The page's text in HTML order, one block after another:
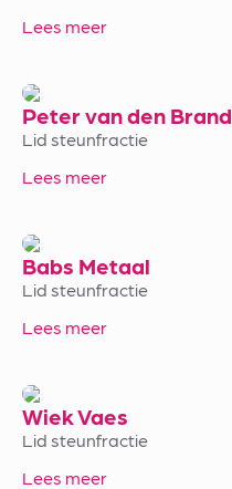
Lees meer
Peter van den Brand
Lid steunfractie
Lees meer
Babs Metaal
Lid steunfractie
Lees meer
Wiek Vaes
Lid steunfractie
Lees meer